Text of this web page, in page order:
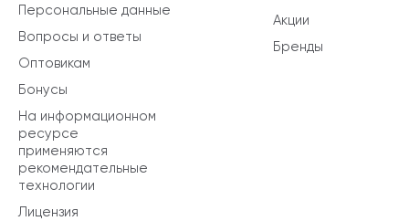
Акции
Бренды
Персональные данные
Вопросы и ответы
Оптовикам
Бонусы
На информационном
ресурсе
применяются
рекомендательные
технологии
Лицензия